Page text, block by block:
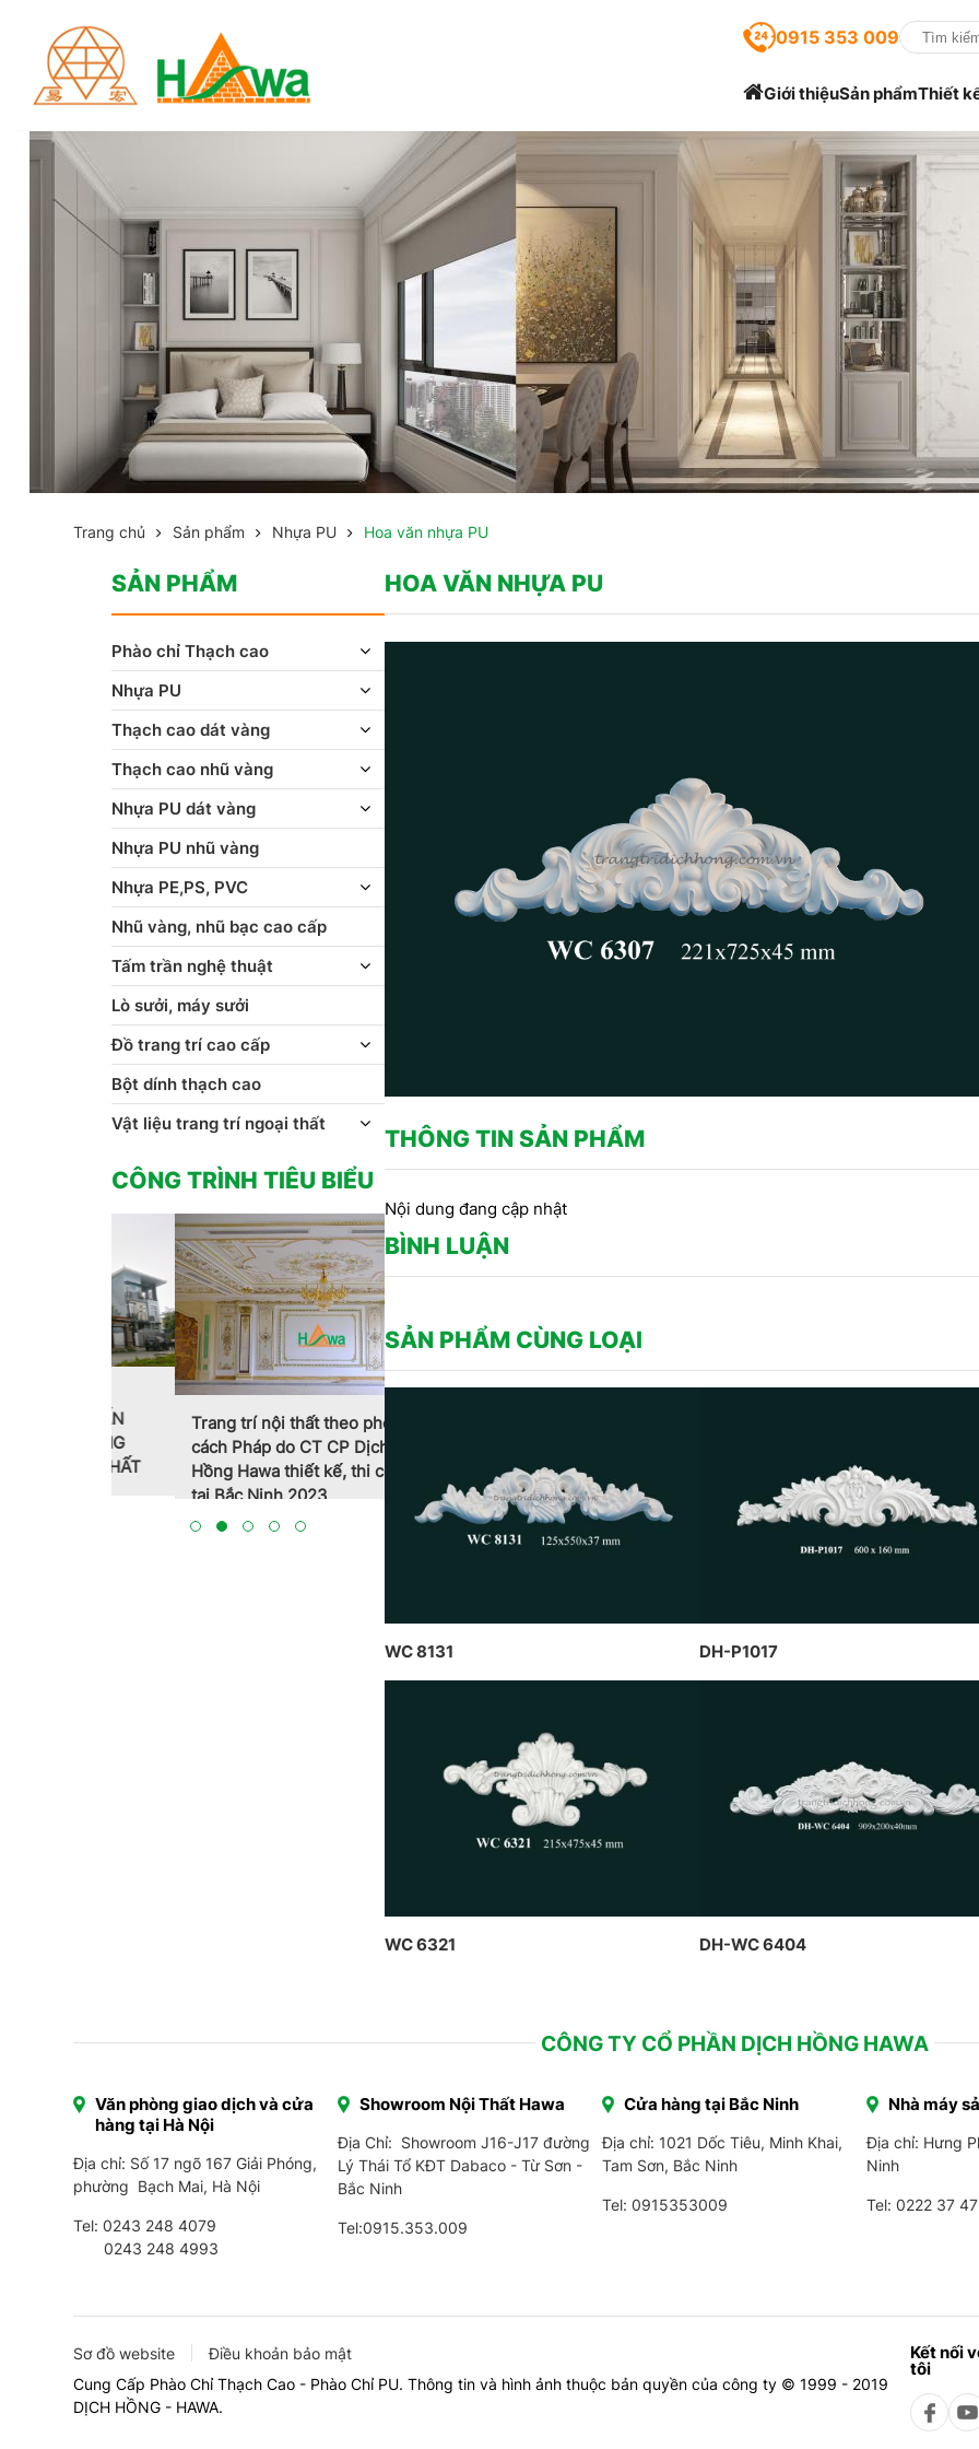
0915 353 009
Giới thiệuSản phẩmThiết
Trang chủ Sản phẩm Nhựa PU Hoa văn nhựa PU
HOA VĂN NHỰA PU
THÔNG TIN SẢN PHẨM
Nội dung đang cập nhật
BÌNH LUẬN
SẢN PHẨM CÙNG LOẠI
WC 8131 DH-P1017
WC 6321 DH-WC 6404
SẢN PHẨM
Phào chỉ Thạch cao
Nhựa PU
Thạch cao dát vàng
Thạch cao nhũ vàng
Nhựa PU dát vàng
Nhựa PU nhũ vàng
Nhựa PE,PS, PVC
Nhũ vàng, nhũ bạc cao cấp
Tấm trần nghệ thuật
Lò sưởi, máy sưởi
Đồ trang trí cao cấp
Bột dính thạch cao
Vật liệu trang trí ngoại thất
CÔNG TRÌNH TIÊU BIỂU
Trang trí nội thất theo phong
cách Pháp do CT CP Dịch
Hồng Hawa thiết kế, thi công
tại Bắc Ninh 2023
CT CP DỊCH HỒNG HAWA
THỰC HIỆN TẠI PENHOUSE
BẮC NINH
CÔNG TY DỊCH HỒNG HAWA
THIẾT KẾ VÀ THI CÔNG THEO
PHONG CÁCH TRANG TRÍ NỘI
CÔNG TY CỔ PHẦN DỊCH HỒNG HAWA
Văn phòng giao dịch và cửa
hàng tại Hà Nội
Địa chỉ: Số 17 ngõ 167 Giải Phóng,
phường Bạch Mai, Hà Nội
Tel: 0243 248 4079
0243 248 4993
Showroom Nội Thất Hawa
Địa Chỉ: Showroom J16-J17 đường
Lý Thái Tổ KĐT Dabaco - Từ Sơn -
Bắc Ninh
Tel:0915.353.009
Cửa hàng tại Bắc Ninh
Địa chỉ: 1021 Dốc Tiêu, Minh Khai,
Tam Sơn, Bắc Ninh
Tel: 0915353009
Nhà máy
Địa chỉ: Hưng
Ninh
Tel: 0222 37
Sơ đồ website
Điều khoản bảo mật
Cung Cấp Phào Chỉ Thạch Cao - Phào Chỉ PU. Thông tin và hình ảnh thuộc bản quyền của công ty © 1999 - 2019
DỊCH HỒNG - HAWA.
Kết nối
tôi